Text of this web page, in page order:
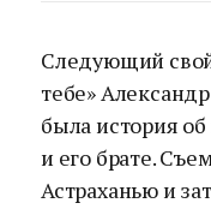
Следующий
тебе»
была история
и его брате.
Астраханью и